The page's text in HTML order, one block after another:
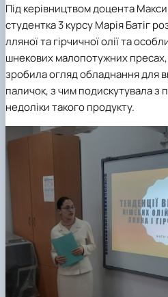
Під керівництвом доцента
студентка 3 курсу Марія Батіг
лляної та гірчичної олії та
шнекових малопотужних
зробила огляд обладнання для
паличок, з чим подискутувала з
недоліки такого продукту.